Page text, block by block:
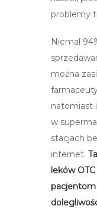
problemy
Niemal
można
natomiast
w
stacjach
internet.
leków